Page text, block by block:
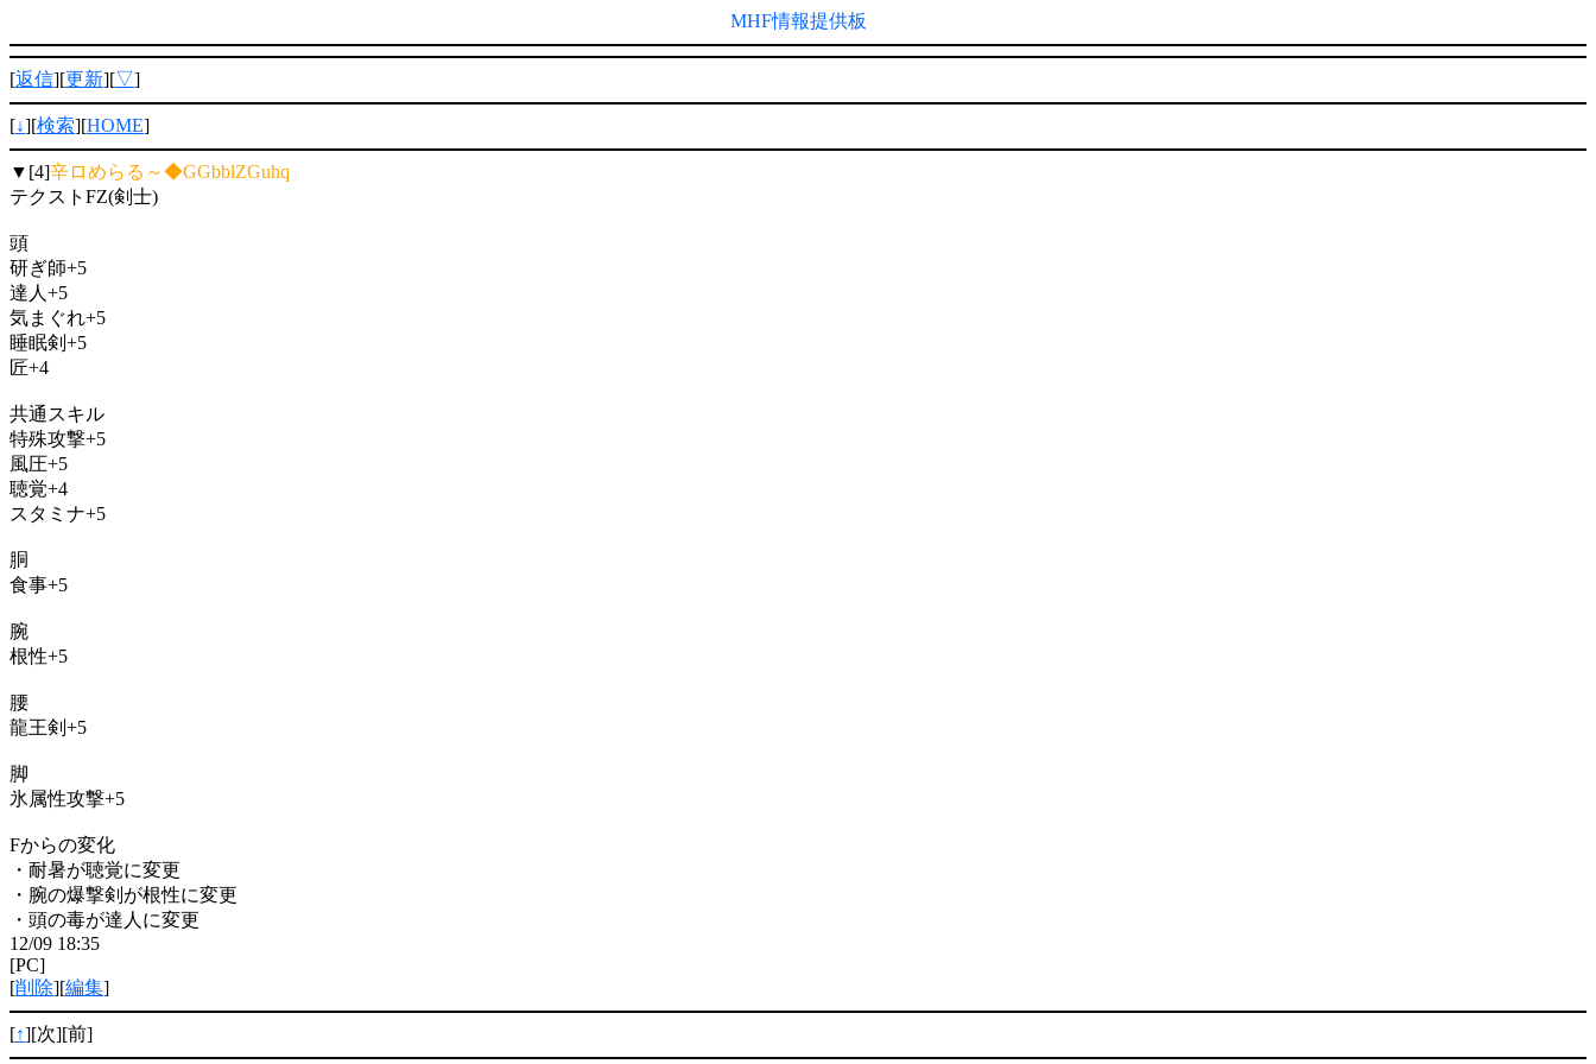
MHF情報提供板
[返信][更新][▽]
[↓][検索][HOME]
▼[4]辛ロめらる～◆GGbblZGuhq
テクストFZ(剣士)
頭
研ぎ師+5
達人+5
気まぐれ+5
睡眠剣+5
匠+4
共通スキル
特殊攻撃+5
風圧+5
聴覚+4
スタミナ+5
胴
食事+5
腕
根性+5
腰
龍王剣+5
脚
氷属性攻撃+5
Fからの変化
・耐暑が聴覚に変更
・腕の爆撃剣が根性に変更
・頭の毒が達人に変更
12/09 18:35
[PC]
[削除][編集]
[↑][次][前]